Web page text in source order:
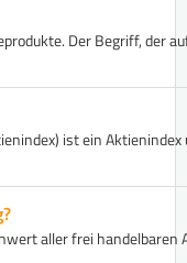
Der Begriff, der
ist ein ​Aktien​index
aller frei handelbaren